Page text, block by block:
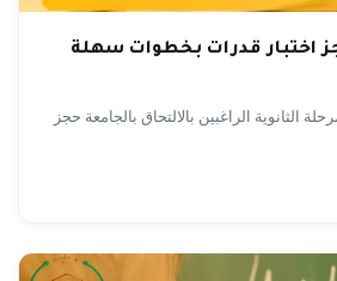
اختبار قدرات بخطوات سهلة
الثانوية الراغبين بالالتحاق بالجامعة حجز